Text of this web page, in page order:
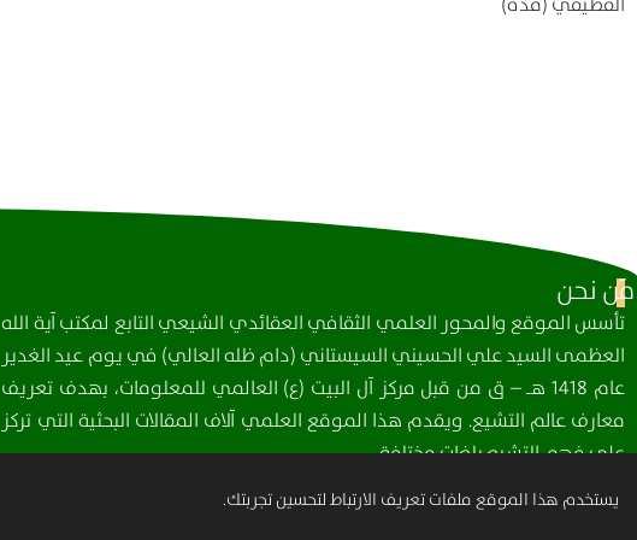
مَن نحن
تأسس الموقع والمحور العلمي الثقافي العقائدي الشيعي التابع لمكتب آية الله
العظمى السيد علي الحسيني السيستاني (دام ظله العالي) في يوم عيد الغدير
عام 1418 هـ – ق من قبل مركز آل البيت (ع) العالمي للمعلومات، بهدف تعريف
معارف عالم التشيع. ويقدم هذا الموقع العلمي آلاف المقالات البحثية التي تركز
على فهم التشيع بلغات مختلفة.
يستخدم هذا الموقع ملفات تعريف الارتباط لتحسين تجربتك.